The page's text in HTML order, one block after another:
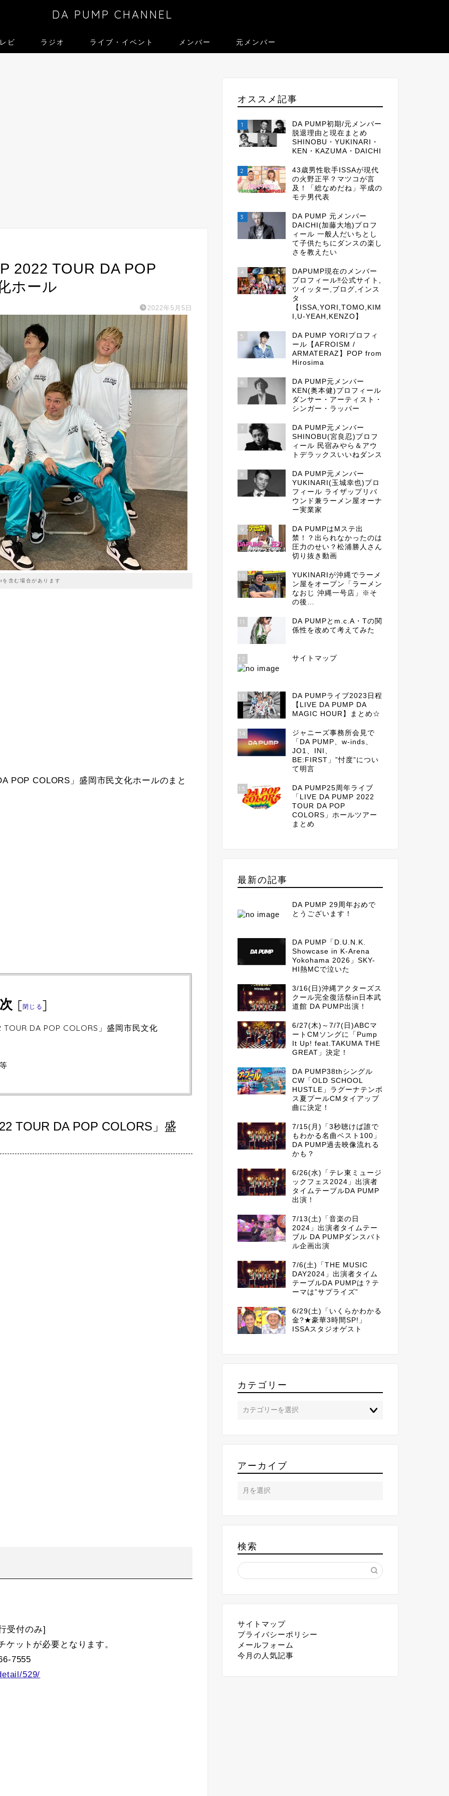
DA PUMP CHANNEL
ビ ラジオ ライブ・イベント メンバー 元メンバー
2022 TOUR DA POP
ホール
2022年5月5日
を含む場合があります
POP COLORS」盛岡市⺠⽂化ホールのまと
[閉じる]
DA POP COLORS」盛岡市⺠⽂化
TOUR DA POP COLORS」盛
受付のみ]
ットが必要となります。
7555
529/
オススメ記事
1
DA PUMP初期/元メンバー
脱退理由と現在まとめ
SHINOBU・YUKINARI・
KEN・KAZUMA・DAICHI
2
43歳男性歌手ISSAが現代
の火野正平？マツコが言
及！「総なめだね」平成の
モテ男代表
3
DA PUMP 元メンバー
DAICHI(加藤大地)プロフ
ィール 一般人だいちとし
て子供たちにダンスの楽し
さを教えたい
4
DAPUMP現在のメンバー
プロフィール‼公式サイト,
ツイッター,ブログ,インス
タ
【ISSA,YORI,TOMO,KIM
I,U-YEAH,KENZO】
5
DA PUMP YORIプロフィ
ール【AFROISM /
ARMATERAZ】POP from
Hirosima
6
DA PUMP元メンバー
KEN(奥本健)プロフィール
ダンサー・アーティスト・
シンガー・ラッパー
7
DA PUMP元メンバー
SHINOBU(宮良忍)プロフ
ィール 民宿みやら＆アウ
トデラックスいいねダンス
8
DA PUMP元メンバー
YUKINARI(玉城幸也)プロ
フィール ライザップリバ
ウンド兼ラーメン屋オーナ
ー実業家
9
DA PUMPはMステ出
禁！？出られなかったのは
圧力のせい？松浦勝人さん
切り抜き動画
10
YUKINARIが沖縄でラーメ
ン屋をオープン「ラーメン
なおじ 沖縄一号店」※そ
の後…
11
DA PUMPとm.c.A・Tの関
係性を改めて考えてみた
12 サイトマップ
13
DA PUMPライブ2023日程
【LIVE DA PUMP DA
MAGIC HOUR】まとめ☆
14
ジャニーズ事務所会見で
「DA PUMP、w-inds、
JO1、INI、
BE:FIRST」”忖度”につい
て明言
15
DA PUMP25周年ライブ
「LIVE DA PUMP 2022
TOUR DA POP
COLORS」ホールツアー
まとめ
最新の記事
DA PUMP 29周年おめで
とうございます！
DA PUMP「D.U.N.K.
Showcase in K-Arena
Yokohama 2026」SKY-
HI熱MCで泣いた
3/16(日)沖縄アクターズス
クール完全復活祭in日本武
道館 DA PUMP出演！
6/27(木)～7/7(日)ABCマ
ートCMソングに「Pump
It Up! feat.TAKUMA THE
GREAT」決定！
DA PUMP38thシングル
CW「OLD SCHOOL
HUSTLE」ラグーナテンボ
ス夏プールCMタイアップ
曲に決定！
7/15(月)「3秒聴けば誰で
もわかる名曲ベスト100」
DA PUMP過去映像流れる
かも？
6/26(水)「テレ東ミュージ
ックフェス2024」出演者
タイムテーブルDA PUMP
出演！
7/13(土)「音楽の日
2024」出演者タイムテー
ブル DA PUMPダンスバト
ル企画出演
7/6(土)「THE MUSIC
DAY2024」出演者タイム
テーブルDA PUMPは？テ
ーマは”サプライズ”
6/29(土)「いくらかわかる
金?★豪華3時間SP!」
ISSAスタジオゲスト
カテゴリー
アーカイブ
検索
サイトマップ
プライバシーポリシー
メールフォーム
今月の人気記事